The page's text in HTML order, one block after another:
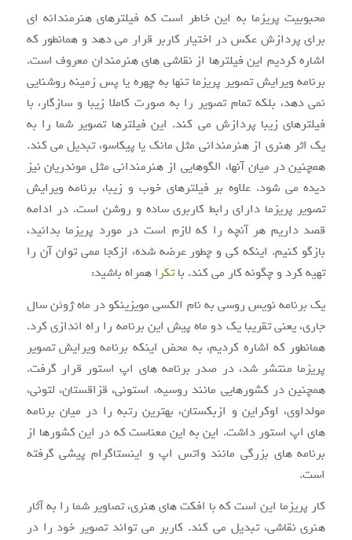
محبوبیت پریزما به این خاطر است که فیلترهای هنرمندانه ای
برای پردازش عکس در اختیار کاربر قرار می دهد و همانطور که
اشاره کردیم این فیلترها از نقاشی های هنرمندان معروف است.
برنامه ویرایش تصویر پریزما تنها به چهره یا پس زمینه روشنایی
نمی دهد، بلکه تمام تصویر را به صورت کاملا زیبا و سازگار، با
فیلترهای زیبا پردازش می کند. این فیلترها تصویر شما را به
یک اثر هنری از هنرمندانی مثل مانک یا پیکاسو، تبدیل می کند.
همچنین در میان آنها، الگوهایی از هنرمندانی مثل موندریان نیز
دیده می شود. علاوه بر فیلترهای خوب و زیبا، برنامه ویرایش
تصویر پریزما دارای رابط کاربری ساده و روشن است. در ادامه
قصد داریم هر آنچه را که لازم است در مورد پریزما بدانید،
بازگو کنیم. اینکه کی و چطور عرضه شده، ازکجا ممی توان آن را
تهیه کرد و چگونه کار می کند. باتکرا همراه باشید:
یک برنامه نویس روسی به نام الکسی مویزینکو در ماه ژوئن سال
جاری، یعنی تقریبا یک دو ماه پیش این برنامه را راه اندازی کرد.
همانطور که اشاره کردیم، به محض اینکه برنامه ویرایش تصویر
پریزما منتشر شد، در صدر برنامه های اپ استور قرار گرفت.
همچنین در کشورهایی مانند روسیه، استونی، قزاقستان، لتونی،
مولداوی، اوکراین و ازبکستان، بهترین رتبه را در میان برنامه
های اپ استور داشت. این به این معناست که در این کشورها از
برنامه های بزرگی مانند واتس اپ و اینستاگرام پیشی گرفته
است.
کار پریزما این است که با افکت های هنری، تصاویر شما را به آثار
هنری نقاشی، تبدیل می کند. کاربر می تواند تصویر خود را در